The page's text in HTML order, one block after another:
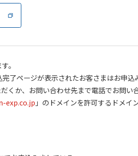
。
了ページが表示されたお客さまはお申
くか、お問い合わせ先まで電話でお問い
exp.co.jp 」のドメインを許可するドメイ